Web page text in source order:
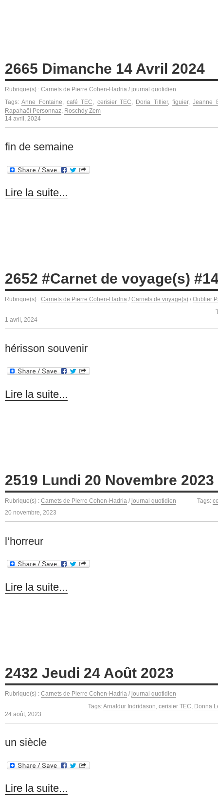
2665 Dimanche 14 Avril 2024
Rubrique(s) : Carnets de Pierre Cohen-Hadria / journal quotidien
Tags:Anne Fontaine ,café TEC cerisier TEC Doria Tillier,figuier,Jeanne
Rapahaël Personnaz Roschdy Zem
14 avril, 2024
fin de semaine
Lire la suite...
2652 #Carnet de voyage(s)
Rubrique(s) : Carnets de Pierre Cohen-Hadria / Carnets de voyage(s) / Oublier
1 avril, 2024
hérisson souvenir
Lire la suite...
2519 Lundi 20 Novembre 2023
Rubrique(s) : Carnets de Pierre Cohen-Hadria / journal quotidien Tags:
20 novembre, 2023
l’horreur
Lire la suite...
2432 Jeudi 24 Août 2023
Rubrique(s) : Carnets de Pierre Cohen-Hadria / journal quotidien
Tags:Arnaldur Indridason, cerisier TEC, Donna
24 août, 2023
un siècle
Lire la suite...